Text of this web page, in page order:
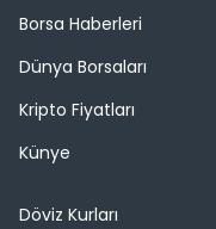
Borsa Haberleri
Dünya Borsaları
Kripto Fiyatları
Künye
Döviz Kurları